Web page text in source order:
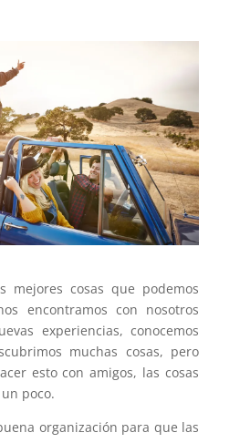
mejores cosas que podemos
encontramos con nosotros
experiencias, conocemos
muchas cosas, pero
esto con amigos, las cosas
poco.
organización para que las